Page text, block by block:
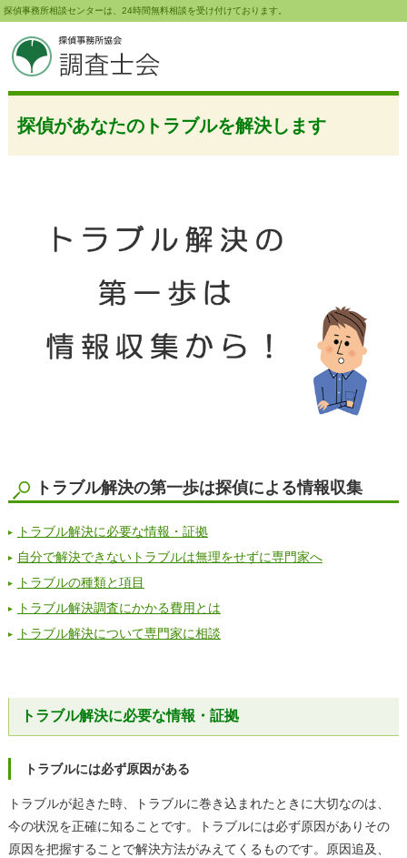
探偵があなたのトラブルを解決します
トラブル解決の第一歩は探偵による情報収集
トラブル解決に必要な情報・証拠
自分で解決できないトラブルは無理をせずに専門家へ
トラブルの種類と項目
トラブル解決調査にかかる費用とは
トラブル解決について専門家に相談
トラブル解決に必要な情報・証拠
トラブルには必ず原因がある
トラブルが起きた時、トラブルに巻き込まれたときに大切なのは、
今の状況を正確に知ることです。トラブルには必ず原因がありその
原因を把握することで解決方法がみえてくるものです。原因追及、
探偵事務所相談センターは、24時間無料相談を受け付けております。